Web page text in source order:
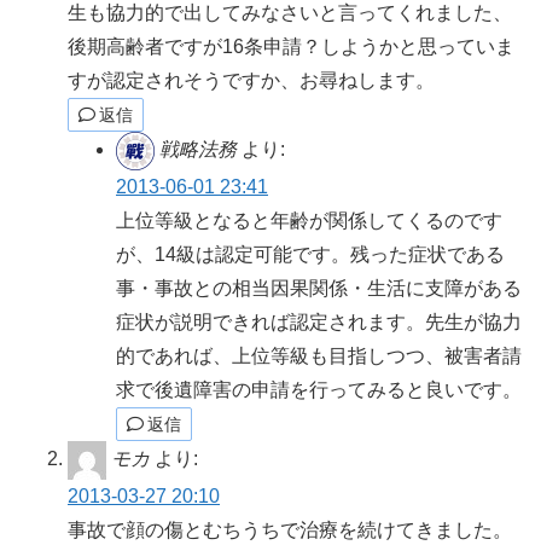
生も協力的で出してみなさいと言ってくれました、
後期高齢者ですが16条申請？しようかと思っていま
すが認定されそうですか、お尋ねします。
返信
戦略法務 より:
2013-06-01 23:41
上位等級となると年齢が関係してくるのです
が、14級は認定可能です。残った症状である
事・事故との相当因果関係・生活に支障がある
症状が説明できれば認定されます。先生が協力
的であれば、上位等級も目指しつつ、被害者請
求で後遺障害の申請を行ってみると良いです。
返信
モカ より:
2013-03-27 20:10
事故で顔の傷とむちうちで治療を続けてきました。